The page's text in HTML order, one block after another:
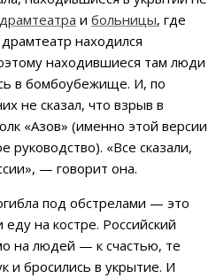
драмтеатра и больницы, где
находился
находившиеся там люди
в бомбоубежище. И, по
не сказал, что взрыв в
«Азов» (именно этой версии
руководство). «Все сказали,
— говорит она.
под обстрелами — это
на костре. Российский
на людей — к счастью, те
и бросились в укрытие. И